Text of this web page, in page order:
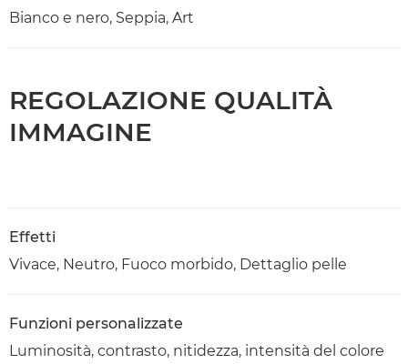
Bianco e nero, Seppia, Art
REGOLAZIONE QUALITÀ
IMMAGINE
Effetti
Vivace, Neutro, Fuoco morbido, Dettaglio pelle
Funzioni personalizzate
Luminosità, contrasto, nitidezza, intensità del colore